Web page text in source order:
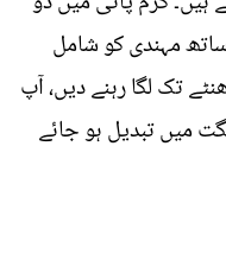
مہندی کو شامل
تک لگا رہنے دیں، آپ
میں تبدیل ہو جائے